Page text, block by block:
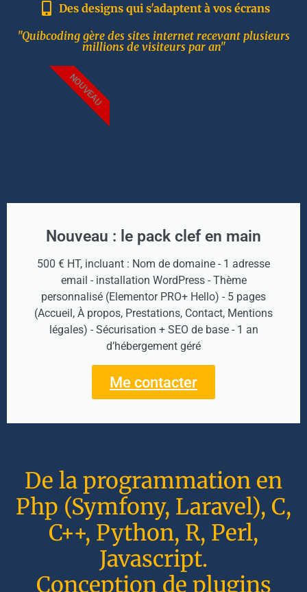
Des designs qui s'adaptent à vos écrans
"Quibcoding gère des sites internet recevant plusieurs
millions de visiteurs par an"
Nouveau : le pack clef en main
500 € HT, incluant : Nom de domaine - 1 adresse
email - installation WordPress - Thème
personnalisé (Elementor PRO+ Hello) - 5 pages
(Accueil, À propos, Prestations, Contact, Mentions
légales) - Sécurisation + SEO de base - 1 an
d’hébergement géré
Me contacter
NOUVEAU
De la programmation en
Php (Symfony, Laravel), C,
C++, Python, R, Perl,
Javascript.
Conception de plugins